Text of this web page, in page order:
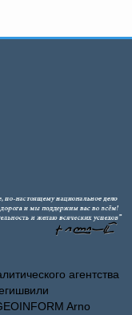
агентства
Arno